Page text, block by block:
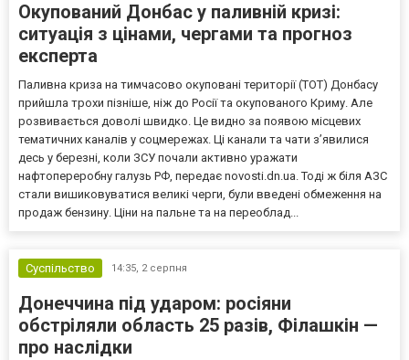
Окупований Донбас у паливній кризі:
ситуація з цінами, чергами та прогноз
експерта
Паливна криза на тимчасово окуповані території (ТОТ) Донбасу
прийшла трохи пізніше, ніж до Росії та окупованого Криму. Але
розвивається доволі швидко. Це видно за появою місцевих
тематичних каналів у соцмережах. Ці канали та чати з’явилися
десь у березні, коли ЗСУ почали активно уражати
нафтопереробну галузь РФ, передає novosti.dn.ua. Тоді ж біля АЗС
стали вишиковуватися великі черги, були введені обмеження на
продаж бензину. Ціни на пальне та на переоблад...
Суспільство 14:35, 2 серпня
Донеччина під ударом: росіяни
обстріляли область 25 разів, Філашкін —
про наслідки